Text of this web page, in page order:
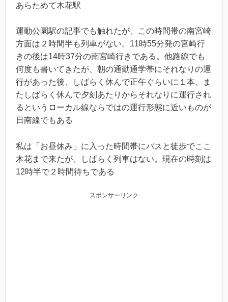
あらためて木花駅
運動公園駅の記事でも触れたが、この時間帯の南宮崎
方面は２時間半も列車がない。11時55分発の宮崎行
きの後は14時37分の南宮崎行きである。他路線でも
何度も書いてきたが、朝の通勤通学帯にそれなりの運
行があった後、しばらく休んで正午ぐらいに１本、ま
たしばらく休んで夕刻あたりからそれなりに運行され
るというローカル線ならではの運行形態に近いものが
日南線でもある
私は「お昼休み」に入った時間帯にバスと徒歩でここ
木花まで来たが、しぱらく列車はない。現在の時刻は
12時半で２時間待ちである
スポンサーリンク